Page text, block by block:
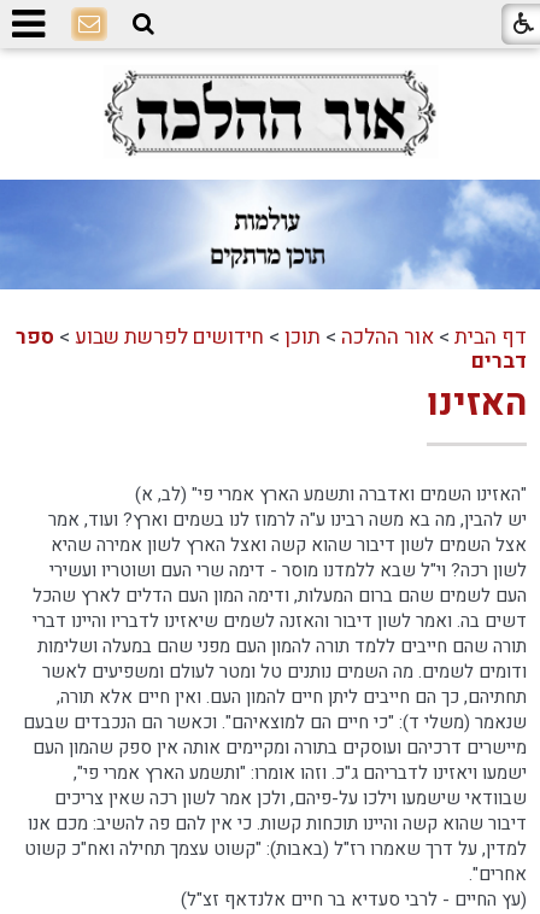
דף הבית >אור ההלכה > תוכן > חידושים לפרשת שבוע > ספר
דברים
האזינו
"האזינו השמים ואדברה ותשמע הארץ אמרי פי" (לב, א)
יש להבין, מה בא משה רבינו ע"ה לרמוז לנו בשמים וארץ? ועוד, אמר
אצל השמים לשון דיבור שהוא קשה ואצל הארץ לשון אמירה שהיא
לשון רכה? וי"ל שבא ללמדנו מוסר - דימה שרי העם ושוטריו ועשירי
העם לשמים שהם ברום המעלות, ודימה המון העם הדלים לארץ שהכל
דשים בה. ואמר לשון דיבור והאזנה לשמים שיאזינו לדבריו והיינו דברי
תורה שהם חייבים ללמד תורה להמון העם מפני שהם במעלה ושלימות
ודומים לשמים. מה השמים נותנים טל ומטר לעולם ומשפיעים לאשר
תחתיהם, כך הם חייבים ליתן חיים להמון העם. ואין חיים אלא תורה,
שנאמר (משלי ד): "כי חיים הם למוצאיהם". וכאשר הם הנכבדים שבעם
מיישרים דרכיהם ועוסקים בתורה ומקיימים אותה אין ספק שהמון העם
ישמעו ויאזינו לדבריהם ג"כ. וזהו אומרו: "ותשמע הארץ אמרי פי",
שבוודאי שישמעו וילכו על-פיהם, ולכן אמר לשון רכה שאין צריכים
דיבור שהוא קשה והיינו תוכחות קשות. כי אין להם פה להשיב: מכם אנו
למדין, על דרך שאמרו רז"ל (באבות): "קשוט עצמך תחילה ואח"כ קשוט
אחרים".
(עץ החיים - לרבי סעדיא בר חיים אלנדאף זצ"ל)